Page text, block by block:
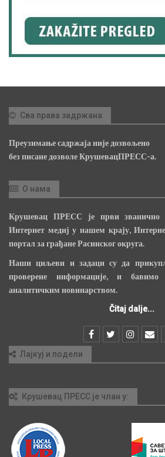
Сва права задржана
Преузимање садржаја није дозвољено
без писане дозволе КрушевацПРЕСС-а.
О нама
Крушевац ПРЕСС је први званично
Интернет медиј у нашем крају,
портал за грађане Расинског округа.
Наши циљеви и задаци су да
проверене информације, и
аналитичким новинарством.
Čitaj dalje...
Лајкуј и подели
Крушевац ПРЕСС је члан у: